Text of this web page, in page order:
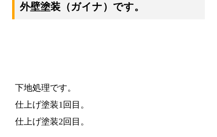
外壁塗装（ガイナ） です。
下地処理です。
仕上げ塗装1回目。
仕上げ塗装2回目。